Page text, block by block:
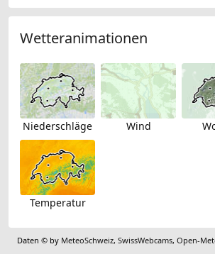
Wetteranimationen
Niederschläge Wind
Temperatur
Daten © by MeteoSchweiz,SwissWebcams,Open-